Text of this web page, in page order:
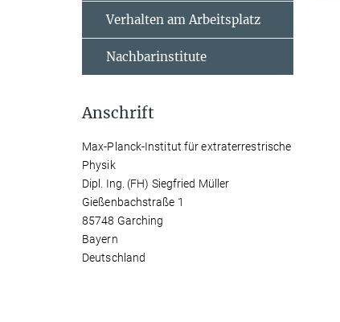
Verhalten am Arbeitsplatz
Nachbarinstitute
Anschrift
Max-Planck-Institut für extraterrestrische
Physik
Dipl. Ing. (FH) Siegfried Müller
Gießenbachstraße 1
85748 Garching
Bayern
Deutschland